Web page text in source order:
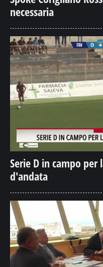
necessaria
Serie D in campo
d'andata